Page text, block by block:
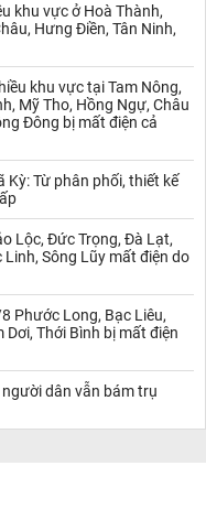
khu vực ở Hoà Thành,
Hưng Điền, Tân Ninh,
khu vực tại Tam Nông,
Mỹ Tho, Hồng Ngự, Châu
Đông bị mất điện cả
Kỳ: Từ phân phối, thiết kế
Lộc, Đức Trọng, Đà Lạt,
Sông Lũy mất điện do
Phước Long, Bạc Liêu,
Dơi, Thới Bình bị mất điện
dân vẫn bám trụ